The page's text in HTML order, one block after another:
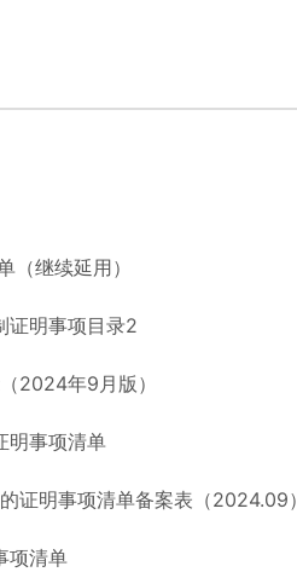
继续延用）
证明事项目录2
2024年9月版）
明事项清单
证明事项清单备案表（2024.09）
项清单